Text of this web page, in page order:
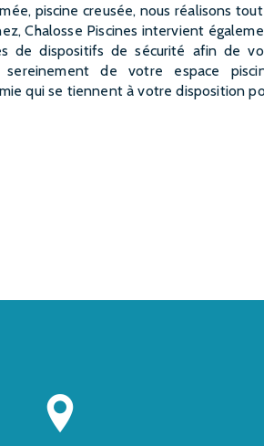
piscine creusée, nous réalisons
Chalosse Piscines intervient
de dispositifs de sécurité afin de
de votre espace
qui se tiennent à votre disposition